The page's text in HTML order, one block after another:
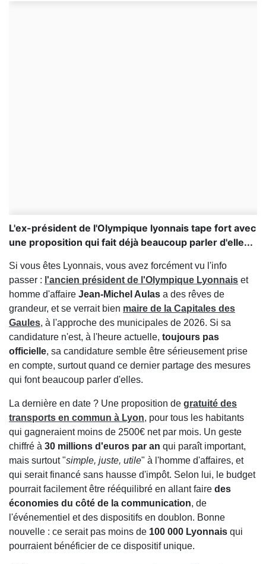
L'ex-président de l'Olympique lyonnais tape fort avec
une proposition qui fait déjà beaucoup parler d'elle...
Si vous êtes Lyonnais, vous avez forcément vu l'info
passer : l'ancien président de l'Olympique Lyonnais et
homme d'affaire Jean-Michel Aulas a des rêves de
grandeur, et se verrait bien maire de la Capitales des
Gaules, à l'approche des municipales de 2026. Si sa
candidature n'est, à l'heure actuelle, toujours pas
officielle, sa candidature semble être sérieusement prise
en compte, surtout quand ce dernier partage des mesures
qui font beaucoup parler d'elles.
La dernière en date ? Une proposition de gratuité des
transports en commun à Lyon, pour tous les habitants
qui gagneraient moins de 2500€ net par mois. Un geste
chiffré à 30 millions d'euros par an qui paraît important,
mais surtout "simple, juste, utile" à l'homme d'affaires, et
qui serait financé sans hausse d'impôt. Selon lui, le budget
pourrait facilement être rééquilibré en allant faire des
économies du côté de la communication, de
l'événementiel et des dispositifs en doublon. Bonne
nouvelle : ce serait pas moins de 100 000 Lyonnais qui
pourraient bénéficier de ce dispositif unique.